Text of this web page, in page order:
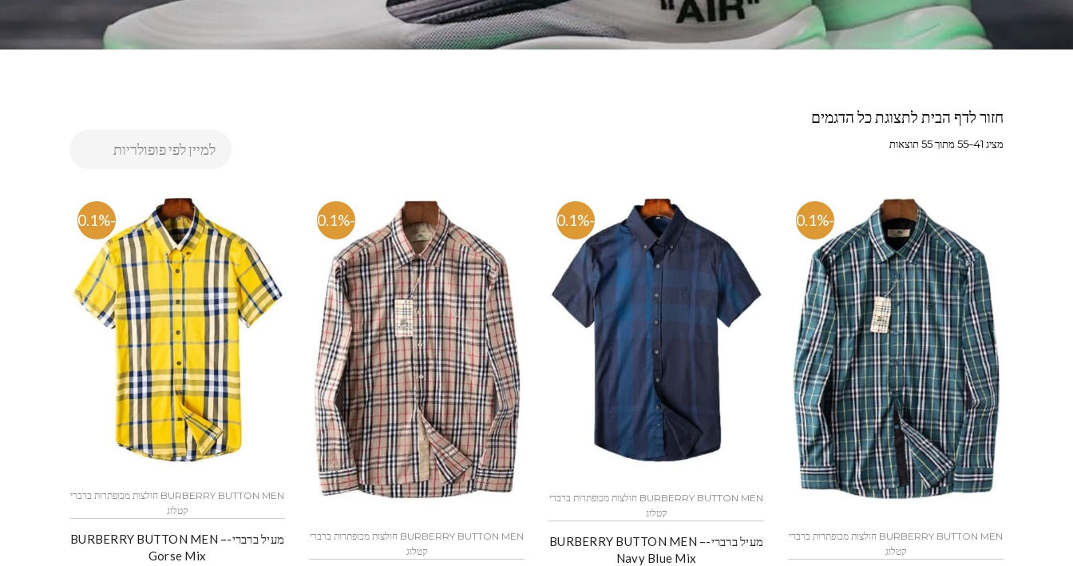
חזור לדף הבית לתצוגת כל הדגמים
מציג 41–55 מתוך 55 תוצאות
-80.1%
BURBERRY BUTTON MEN חולצות מכופתרות ברברי
קטלוג
מעיל ברברי-BURBERRY BUTTON MEN –
Gorse Mix
-80.1%
BURBERRY BUTTON MEN חולצות מכופתרות ברברי
קטלוג
-80.1%
BURBERRY BUTTON MEN חולצות מכופתרות ברברי
קטלוג
מעיל ברברי-BURBERRY BUTTON MEN –
Navy Blue Mix
-80.1%
BURBERRY BUTTON MEN חולצות מכופתרות ברברי
קטלוג